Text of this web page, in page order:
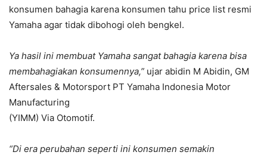
konsumen bahagia karena konsumen tahu price list resmi
Yamaha agar tidak dibohogi oleh bengkel.
Ya hasil ini membuat Yamaha sangat bahagia karena bisa
membahagiakan konsumennya,” ujar abidin M Abidin, GM
Aftersales & Motorsport PT Yamaha Indonesia Motor
Manufacturing
(YIMM) Via Otomotif.
“Di era perubahan seperti ini konsumen semakin